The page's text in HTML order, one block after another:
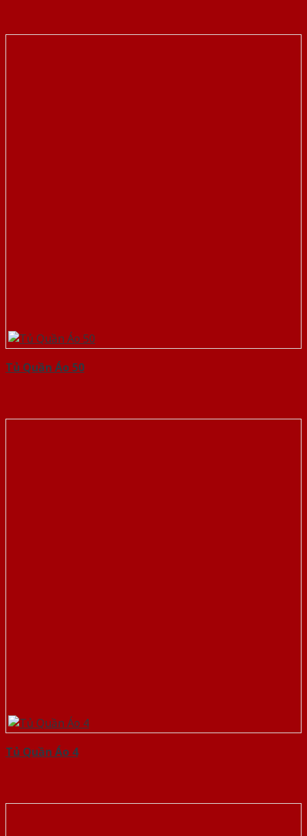
Tủ Quần Áo 50
Tủ Quần Áo 4